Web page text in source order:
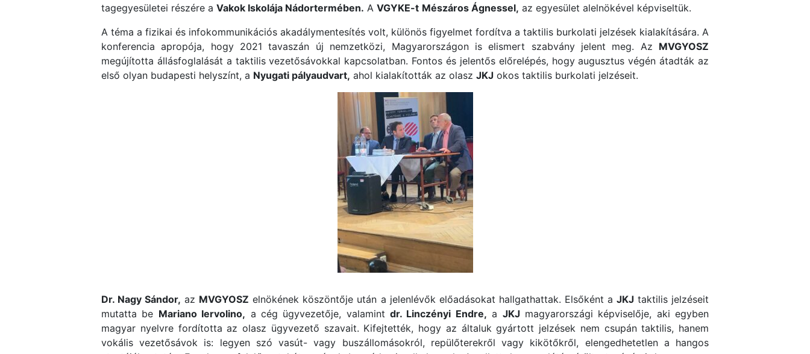
tagegyesületei részére a Vakok Iskolája Nádortermében. A VGYKE-t Mészáros Ágnessel, az egyesület alelnökével képviseltük.
A téma a fizikai és infokommunikációs akadálymentesítés volt, különös figyelmet fordítva a taktilis burkolati jelzések kialakítására. A
konferencia apropója, hogy 2021 tavaszán új nemzetközi, Magyarországon is elismert szabvány jelent meg. Az MVGYOSZ
megújította állásfoglalását a taktilis vezetősávokkal kapcsolatban. Fontos és jelentős előrelépés, hogy augusztus végén átadták az
első olyan budapesti helyszínt, a Nyugati pályaudvart, ahol kialakították az olasz JKJ okos taktilis burkolati jelzéseit.
Dr. Nagy Sándor, az MVGYOSZ elnökének köszöntője után a jelenlévők előadásokat hallgathattak. Elsőként a JKJ taktilis jelzéseit
mutatta be Mariano Iervolino, a cég ügyvezetője, valamint dr. Linczényi Endre, a JKJ magyarországi képviselője, aki egyben
magyar nyelvre fordította az olasz ügyvezető szavait. Kifejtették, hogy az általuk gyártott jelzések nem csupán taktilis, hanem
vokális vezetősávok is: legyen szó vasút- vagy buszállomásokról, repülőterekről vagy kikötőkről, elengedhetetlen a hangos